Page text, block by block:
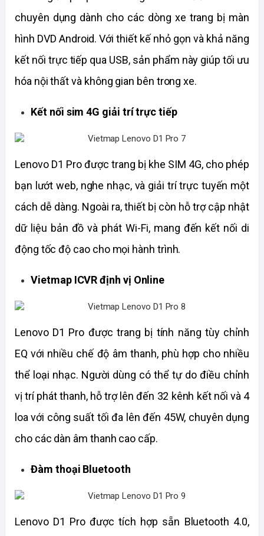
chuyên dụng dành cho các dòng xe trang bị màn
hình DVD Android. Với thiết kế nhỏ gọn và khả năng
kết nối trực tiếp qua USB, sản phẩm này giúp tối ưu
hóa nội thất và không gian bên trong xe.
Kết nối sim 4G giải trí trực tiếp
Lenovo D1 Pro được trang bị khe SIM 4G, cho phép
bạn lướt web, nghe nhạc, và giải trí trực tuyến một
cách dễ dàng. Ngoài ra, thiết bị còn hỗ trợ cập nhật
dữ liệu bản đồ và phát Wi-Fi, mang đến kết nối di
động tốc độ cao cho mọi hành trình.
Vietmap ICVR định vị Online
Lenovo D1 Pro được trang bị tính năng tùy chỉnh
EQ với nhiều chế độ âm thanh, phù hợp cho nhiều
thể loại nhạc. Người dùng có thể tự do điều chỉnh
vị trí phát thanh, hỗ trợ lên đến 32 kênh kết nối và 4
loa với công suất tối đa lên đến 45W, chuyên dụng
cho các dàn âm thanh cao cấp.
Đàm thoại Bluetooth
Lenovo D1 Pro được tích hợp sẵn Bluetooth 4.0,